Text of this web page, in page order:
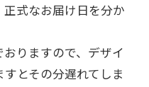
式なお届け日を分か
りますので、デザイ
とその分遅れてしま